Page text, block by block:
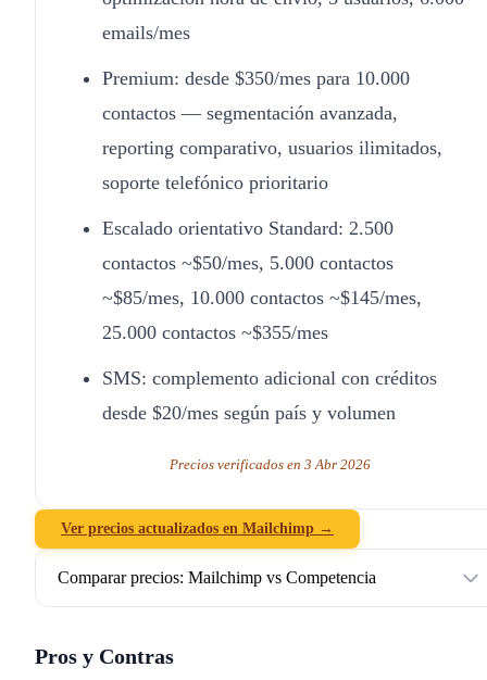
emails/mes
Premium: desde $350/mes para 10.000
contactos — segmentación avanzada,
reporting comparativo, usuarios ilimitados,
soporte telefónico prioritario
Escalado orientativo Standard: 2.500
contactos ~$50/mes, 5.000 contactos
~$85/mes, 10.000 contactos ~$145/mes,
25.000 contactos ~$355/mes
SMS: complemento adicional con créditos
desde $20/mes según país y volumen
Precios verificados en 3 Abr 2026
Ver precios actualizados en Mailchimp →
Comparar precios: Mailchimp vs Competencia
Pros y Contras